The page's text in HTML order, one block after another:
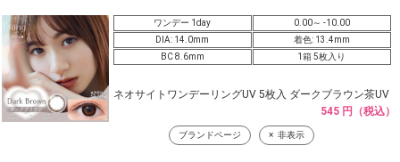
ワンデー 1day
0.00～ -10.00
DIA: 14.0mm
着色: 13.4mm
BC 8.6mm
1箱 5枚入り
ネオサイトワンデーリングUV 5枚入 ダークブラウン茶UV
545 円（税込）
ブランドページ 非表示